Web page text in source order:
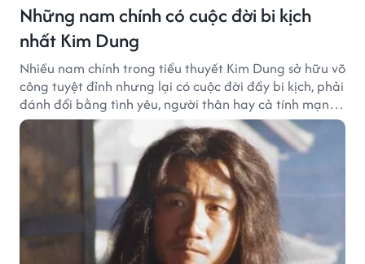
Những nam chính có cuộc đời bi kịch
nhất Kim Dung
Nhiều nam chính trong tiểu thuyết Kim Dung sở hữu võ
công tuyệt đỉnh nhưng lại có cuộc đời đầy bi kịch, phải
đánh đổi bằng tình yêu, người thân hay cả tính mạng,
khiến độc giả không khỏi tiếc nuối.